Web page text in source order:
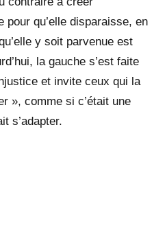
qu’elle disparaisse, en
y soit parvenue est
la gauche s’est faite
et invite ceux qui la
», comme si c’était une
s’adapter.